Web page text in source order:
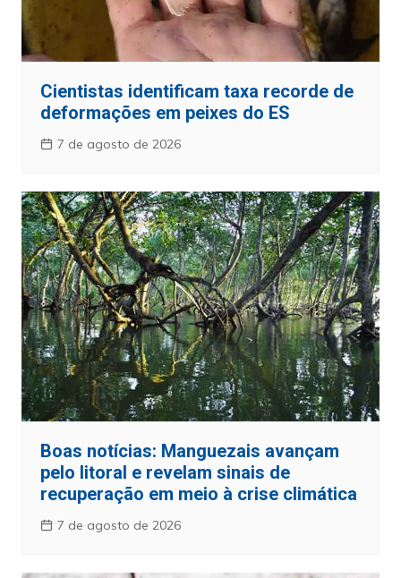
Cientistas identificam taxa recorde de
deformações em peixes do ES
7 de agosto de 2026
Boas notícias: Manguezais avançam
pelo litoral e revelam sinais de
recuperação em meio à crise climática
7 de agosto de 2026